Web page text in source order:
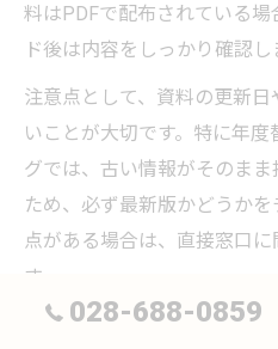
料はPDFで配布されている
ド後は内容をしっかり確認し
注意点として、資料の更新
いことが大切です。特に年
グでは、古い情報がそのまま
ため、必ず最新版かどうか
点がある場合は、直接窓口
す。
028-688-0859